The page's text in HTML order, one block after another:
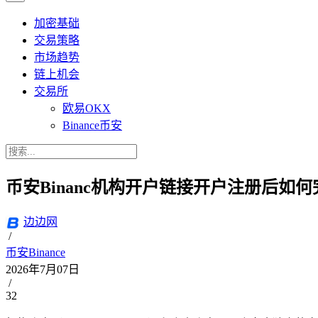
加密基础
交易策略
市场趋势
链上机会
交易所
欧易OKX
Binance币安
币安Binanc机构开户链接开户注册后如
边边网
/
币安Binance
2026年7月07日
/
32